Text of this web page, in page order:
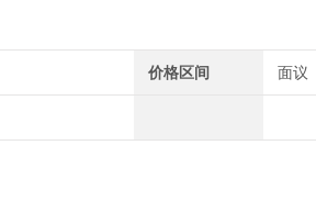
价格区间 面议